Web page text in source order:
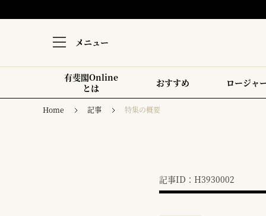
メニュー
有斐閣Online
とは
おすすめ ロージャ
Home 記事 特集の概要
記事ID：H3930002